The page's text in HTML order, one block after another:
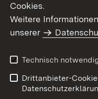
Benutzungshinweise
Cookies.
Weitere
unserer
Technisch
Drittanbieter-